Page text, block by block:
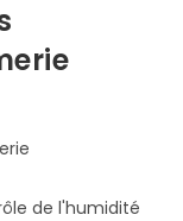
de l'humidité